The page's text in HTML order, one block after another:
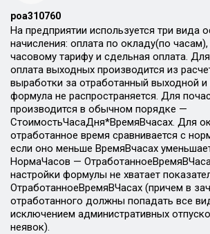
poa310760
На предприятии используется три вида
начисления: оплата по окладу(по
часовому тарифу и сдельная оплата.
оплата выходных производится из
выработки за отработанный выходной и
формула не распространяется. Для
производится в обычном порядке —
СтоимостьЧасаДня*ВремяВчасах. Для
отработанное время сравнивается с
если оно меньше ВремяВчасах
НормаЧасов —
настройки формулы не хватает
ОтработанноеВремяВЧасах (причем в
отработанного должны попадать все
исключением административных
неявок).